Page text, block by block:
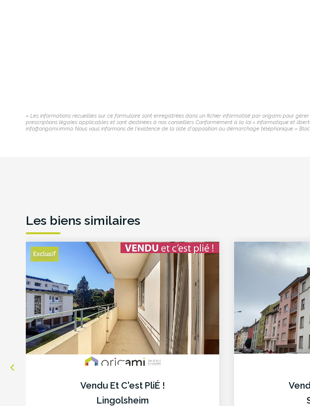
« Les informations recueillies sur ce formulaire sont enregistrées dans un fichier informatisé par origami pour
prescriptions légales applicables et sont destinées à nos conseillers Conformément à la loi « informatique et
info@origami.immo. Nous vous informons de l'existence de la liste d'opposition au démarchage téléphonique «
Les biens similaires
Exclusif
Vendu Et C'est PliÉ !
Lingolsheim